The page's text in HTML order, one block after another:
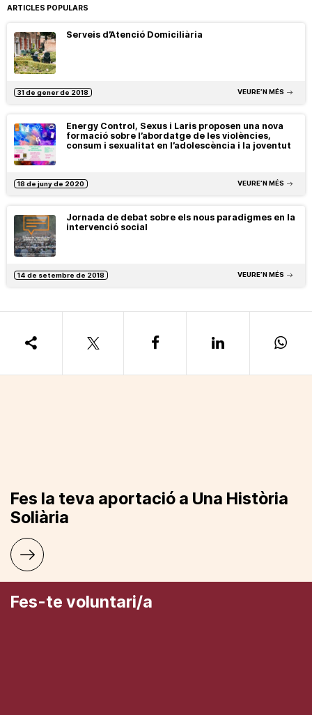
ARTICLES POPULARS
Serveis d’Atenció Domiciliària
31 de gener de 2018 VEURE’N MÉS
Energy Control, Sexus i Laris proposen una nova
formació sobre l’abordatge de les violències,
consum i sexualitat en l’adolescència i la joventut
18 de juny de 2020 VEURE’N MÉS
Jornada de debat sobre els nous paradigmes en la
intervenció social
14 de setembre de 2018 VEURE’N MÉS
Fes la teva aportació a Una Història
Soliària
Fes-te voluntari/a